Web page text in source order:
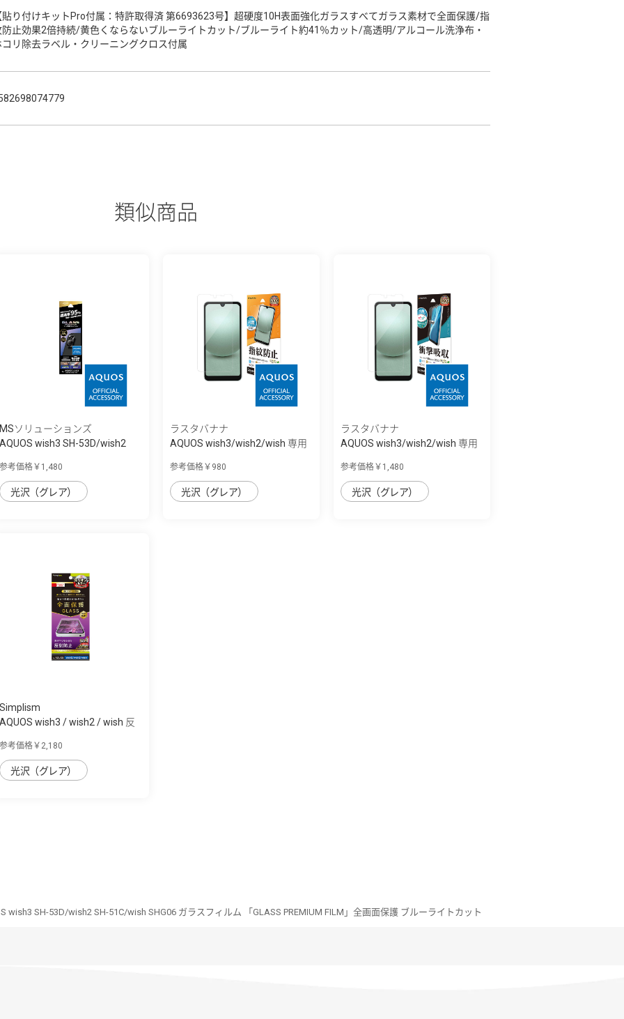
貼り付けキットPro付属：特許取得済 第6693623号】超硬度10H表面強化ガラスすべてガラス素材で全面保護/指
防止効果2倍持続/黄色くならないブルーライトカット/ブルーライト約41％カット/高透明/アルコール洗浄布・
コリ除去ラベル・クリーニングクロス付属
類似商品
MSソリューションズ
AQUOS wish3 SH-53D/wish2
参考価格￥1,480
光沢（グレア）
ラスタバナナ
AQUOS wish3/wish2/wish 専用
参考価格￥980
光沢（グレア）
ラスタバナナ
AQUOS wish3/wish2/wish 専用
参考価格￥1,480
光沢（グレア）
Simplism
AQUOS wish3 / wish2 / wish 反
参考価格￥2,180
光沢（グレア）
wish3 SH-53D/wish2 SH-51C/wish SHG06 ガラスフィルム 「GLASS PREMIUM FILM」全画面保護 ブルーライトカット